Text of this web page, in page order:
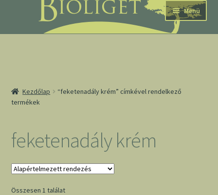
navigációhoz
tartalomba
Menü
Kezdőlap
“feketenadály krém” címkével rendelkező
termékek
feketenadály krém
Összesen 1 találat